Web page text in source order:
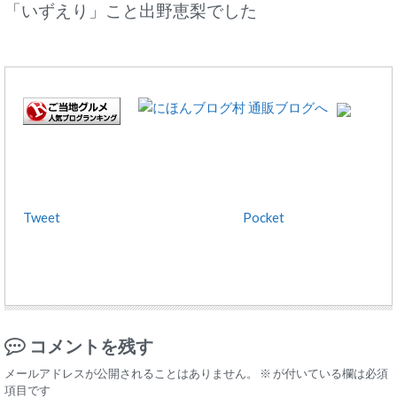
「いずえり」こと出野恵梨でした
Tweet Pocket
コメントを残す
メールアドレスが公開されることはありません。 ※ が付いている欄は必須
項目です